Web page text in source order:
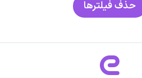
حذف فیلتر‌ها